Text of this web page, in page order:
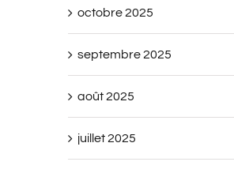
octobre 2025
septembre 2025
août 2025
juillet 2025